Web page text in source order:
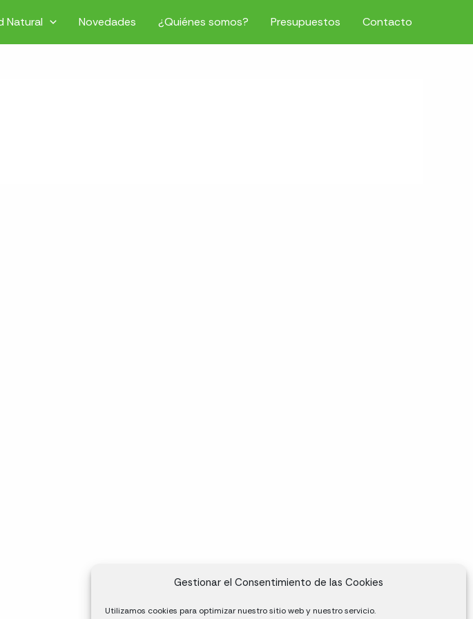
Gestionar el Consentimiento de las Cookies
Utilizamos cookies para optimizar nuestro sitio web y nuestro servicio.
Natural Novedades ¿Quiénes somos? Presupuestos Contacto